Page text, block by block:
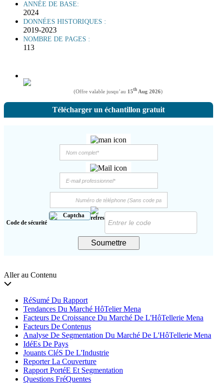
ANNÉE DE BASE:
2024
DONNÉES HISTORIQUES :
2019-2023
NOMBRE DE PAGES :
113
(Offre valable jusqu’au 15th Aug 2026)
Télécharger un échantillon gratuit
Code de sécurité
Soumettre
Aller au Contenu
RéSumé Du Rapport
Tendances Du Marché HôTelier Mena
Facteurs De Croissance Du Marché De L'HôTellerie Mena
Facteurs De Contenus
Analyse De Segmentation Du Marché De L'HôTellerie Mena
IdéEs De Pays
Jouants CléS De L'Industrie
Reporter La Couverture
Rapport PortéE Et Segmentation
Questions FréQuentes